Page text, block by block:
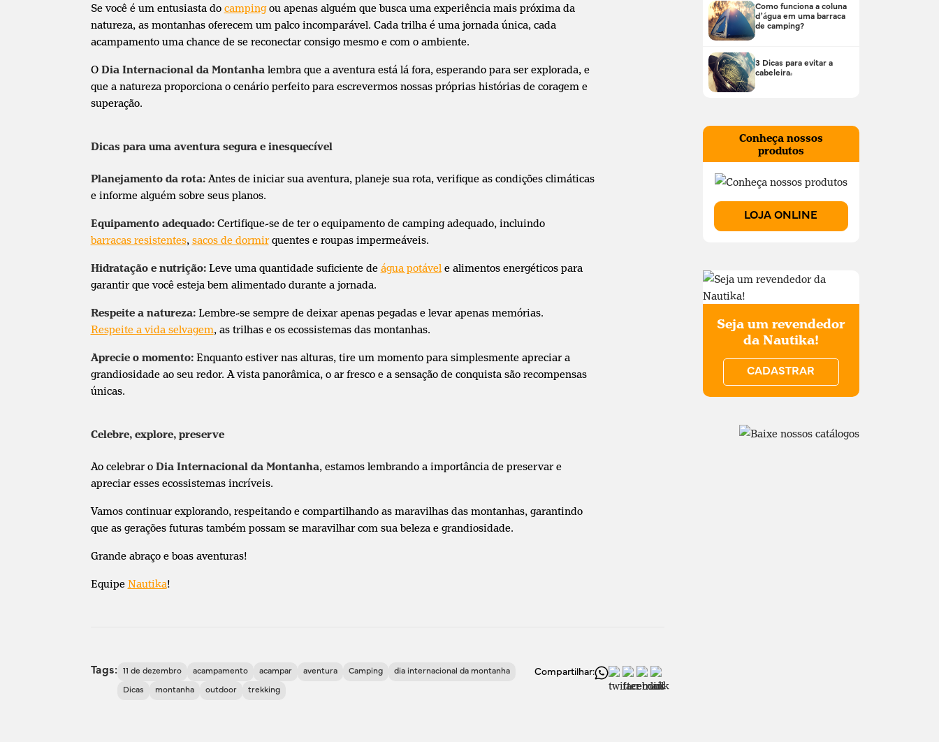
Se você é um entusiasta do campingou apenas alguém que busca uma experiência mais próxima da
natureza, as montanhas oferecem um palco incomparável. Cada trilha é uma jornada única, cada
acampamento uma chance de se reconectar consigo mesmo e com o ambiente.
O Dia Internacional da Montanha lembra que a aventura está lá fora, esperando para ser explorada, e
que a natureza proporciona o cenário perfeito para escrevermos nossas próprias histórias de coragem e
superação.
Dicas para uma aventura segura e inesquecível
Planejamento da rota:Antes de iniciar sua aventura, planeje sua rota, verifique as condições climáticas
e informe alguém sobre seus planos.
Equipamento adequado: Certifique-se de ter o equipamento de camping adequado, incluindo
barracas resistentes, sacos de dormirquentes e roupas impermeáveis.
Hidratação e nutrição: Leve uma quantidade suficiente de água potável e alimentos energéticos para
garantir que você esteja bem alimentado durante a jornada.
Respeite a natureza:Lembre-se sempre de deixar apenas pegadas e levar apenas memórias.
Respeite a vida selvagem, as trilhas e os ecossistemas das montanhas.
Aprecie o momento:Enquanto estiver nas alturas, tire um momento para simplesmente apreciar a
grandiosidade ao seu redor. A vista panorâmica, o ar fresco e a sensação de conquista são recompensas
únicas.
Celebre, explore, preserve
Ao celebrar o Dia Internacional da Montanha, estamos lembrando a importância de preservar e
apreciar esses ecossistemas incríveis.
Vamos continuar explorando, respeitando e compartilhando as maravilhas das montanhas, garantindo
que as gerações futuras também possam se maravilhar com sua beleza e grandiosidade.
Grande abraço e boas aventuras!
Equipe Nautika!
Tags: 11 de dezembro acampamento acampar aventura Camping dia internacional da montanha
Dicas montanha outdoor trekking
Compartilhar:
Como funciona a coluna
d’água em uma barraca
de camping?
3 Dicas para evitar a
cabeleira!
Conheça nossos
produtos
LOJA ONLINE
Seja um revendedor
da Nautika!
CADASTRAR